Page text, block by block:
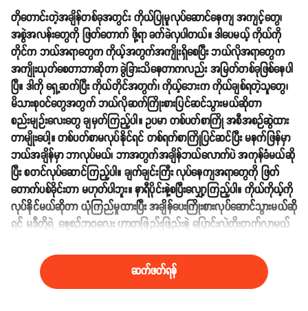
တိုတောင်းတဲ့အချိန်တစ်ခုအတွင်း ကိုယ်ပြုမူလုပ်ဆောင်နေကျ အကျင့်တွေ၊
အစွဲအလန်းတွေကို ဖြတ်တောက် ဖို့ရာ ခက်ခဲလှပါတယ်။ ဒါပေမယ့် ကိုယ်ကို
တိုင်က ဘယ်အရာတွေက ကိုယ့်အတွက်အကျိုးရှိစေပြီး ဘယ်လိုအရာတွေက
အကျိုးယုတ်စေတာဘာဆိုတာ ခွဲခြားသိနေတာကလည်း အမြတ်တစ်ခုဖြစ်နေပါ
ပြီ။ ဒါကို ရှေ့ဆက်ပြီး ကိုယ်တိုင်အတွက်၊ ကိုယ့်ဘေးက ကိုယ်ချစ်ရတဲ့သူတွေ၊
မိသားစုဝင်တွေအတွက် ဘယ်လိုဆက်ကြိုးစားပြင်ဆင်သွားမယ်ဆိုတာ
စည်းမျဉ်းလေးတွေ ချမှတ်ကြည့်ပါ။ ဥပမာ တစ်ပတ်စာကြို အစီအစဉ်ဆွဲထား
တာမျိုးပေါ့။ တစ်ပတ်စာမလုပ်နိုင်ရင် တစ်ရက်စာကြိုပြင်ဆင်ပြီး မနက်ဖြန်မှာ
ဘယ်အချိန်မှာ ဘာလုပ်မယ်၊ ဘာအတွက်အချိန်ဘယ်လောက်ပဲ အကုန်ခံမယ်ဆို
ပြီး စတင်လုပ်ဆောင်ကြည့်ပါ။ ချက်ချင်းကြီး လုပ်နေကျအရာတွေကို ဖြတ်
တောက်ပစ်ခိုင်းတာ မဟုတ်ပါဘူး။ နာရီပိုင်းနဲ့စပြီးလျှော့ကြည့်ပါ။ ကိုယ်ကိုယ့်ကို
လုပ်နိုင်မယ်ဆိုတာ ယုံကြည်မှုထားပြီး အချိန်ပေးကြိုးစားလုပ်ဆောင်သွားမယ်ဆို
ရင် မဒီတို့ရဲ့ နေ့စဉ်ဘဝလေး ဟာတဖြည်းဖြည်းနဲ့ ပြောင်းလဲတိုးတက်လာမယ်
ဆက်ဖတ်ရန်